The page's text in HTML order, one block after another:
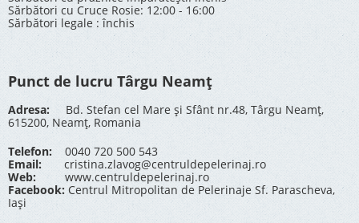
Sărbători cu Cruce Rosie: 12:00 - 16:00
Sărbători legale : închis
Punct de lucru Târgu Neamț
Adresa: Bd. Stefan cel Mare și Sfânt nr.48, Târgu Neamț,
615200, Neamț, Romania
Telefon: 0040 720 500 543
Email:
cristina.zlavog@centruldepelerinaj.ro
Web:
www.centruldepelerinaj.ro
Facebook: Centrul Mitropolitan de Pelerinaje Sf. Parascheva,
Iași